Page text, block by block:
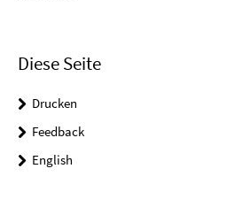
Diese Seite
Drucken
Feedback
English